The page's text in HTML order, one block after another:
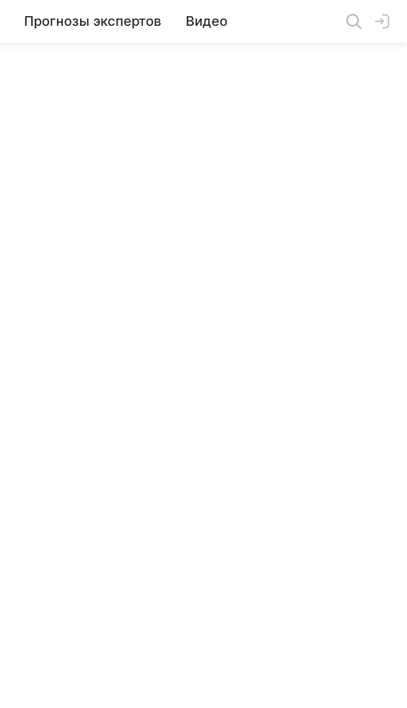
Прогнозы экспертов Видео